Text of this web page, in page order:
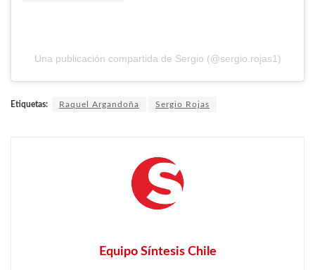
Una publicación compartida de Sergio (@sergio.rojas1)
Etiquetas: Raquel Argandoña Sergio Rojas
Equipo Síntesis Chile